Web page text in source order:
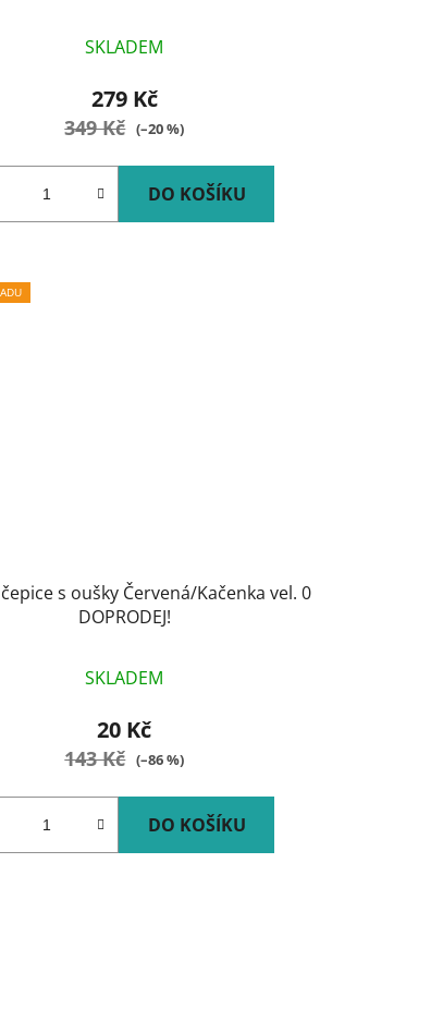
SKLADEM
279 Kč
349 Kč (–20 %)
DO KOŠÍKU
s oušky Červená/Kačenka vel. 0
DOPRODEJ!
SKLADEM
20 Kč
143 Kč (–86 %)
DO KOŠÍKU